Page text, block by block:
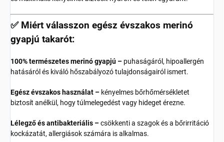
✅ Miért válasszon egész évszakos merinó
gyapjú takarót:
100% természetes merinó gyapjú – puhaságáról, hipoallergén
hatásáról és kiváló hőszabályozó tulajdonságairól ismert.
Egész évszakos használat – kényelmes bőrhőmérsékletet
biztosít anélkül, hogy túlmelegedést vagy hideget érezne.
Lélegző és antibakteriális –csökkenti a szagok és a bőrirritáció
kockázatát, allergiások számára is alkalmas.